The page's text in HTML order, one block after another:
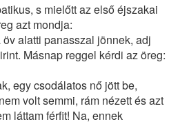
s mielőtt az első éjszakai
azt mondja:
alatti panasszal jönnek, adj
Másnap reggel kérdi az öreg:
egy csodálatos nő jött be,
volt semmi, rám nézett és azt
láttam férfit! Na, ennek